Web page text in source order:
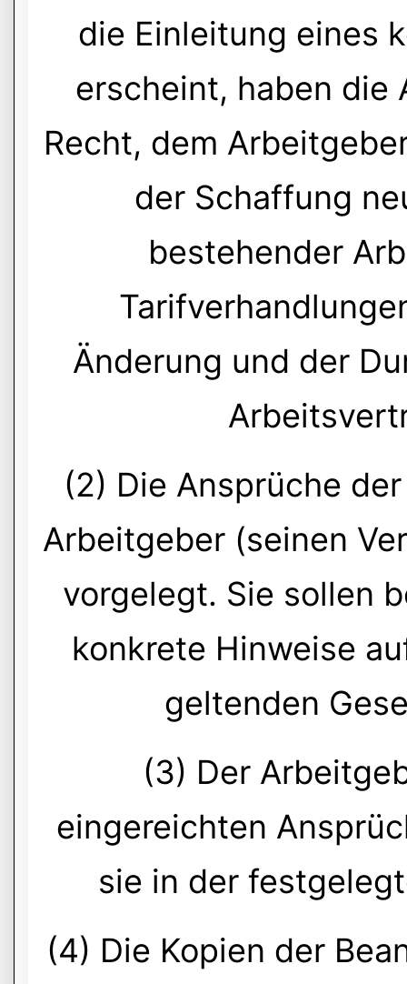
die Einleitung eines
erscheint, haben die
Recht, dem
der Schaffung
bestehender
Änderung und der
(2) Die Ansprüche
Arbeitgeber (seinen
vorgelegt. Sie sollen
konkrete Hinweise
geltenden
(3) Der
eingereichten
sie in der
(4) Die Kopien der